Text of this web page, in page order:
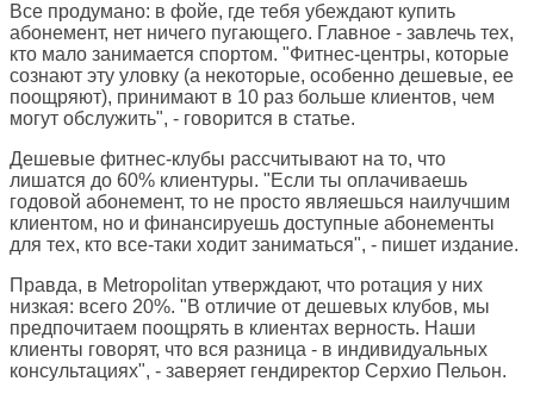
Все продумано: в фойе, где тебя убеждают купить
абонемент, нет ничего пугающего. Главное - завлечь тех,
кто мало занимается спортом. "Фитнес-центры, которые
сознают эту уловку (а некоторые, особенно дешевые, ее
поощряют), принимают в 10 раз больше клиентов, чем
могут обслужить", - говорится в статье.
Дешевые фитнес-клубы рассчитывают на то, что
лишатся до 60% клиентуры. "Если ты оплачиваешь
годовой абонемент, то не просто являешься наилучшим
клиентом, но и финансируешь доступные абонементы
для тех, кто все-таки ходит заниматься", - пишет издание.
Правда, в Metropolitan утверждают, что ротация у них
низкая: всего 20%. "В отличие от дешевых клубов, мы
предпочитаем поощрять в клиентах верность. Наши
клиенты говорят, что вся разница - в индивидуальных
консультациях", - заверяет гендиректор Серхио Пельон.